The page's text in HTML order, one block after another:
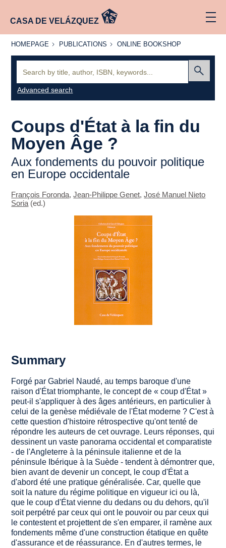
CASA DE VELÁZQUEZ
HOMEPAGE
HOMEPAGE PUBLICATIONS
PUBLICATIONS
ONLINE
ONLINE BOOKSHOP
Advanced search
Coups d'État à la fin du
Moyen Âge ?
Aux fondements du pouvoir politique
en Europe occidentale
François Foronda,Jean-Philippe Genet,José Manuel Nieto
Soria (ed.)
Summary
Forgé par Gabriel Naudé, au temps baroque d'une
raison d'État triomphante, le concept de « coup d'État »
peut-il s'appliquer à des âges antérieurs, en particulier à
celui de la genèse médiévale de l'État moderne ? C'est à
cette question d'histoire rétrospective qu'ont tenté de
répondre les auteurs de cet ouvrage. Leurs réponses, qui
dessinent un vaste panorama occidental et comparatiste
- de l'Angleterre à la péninsule italienne et de la
péninsule Ibérique à la Suède - tendent à démontrer que,
bien avant de devenir un concept, le coup d'État a
d'abord été une pratique généralisée. Car, quelle que
soit la nature du régime politique en vigueur ici ou là,
que le coup d'État vienne du dedans ou du dehors, qu'il
soit perpétré par ceux qui ont le pouvoir ou par ceux qui
le contestent et projettent de s'en emparer, il ramène aux
fondements même d'une construction étatique en quête
d'assurance et de réassurance. En d'autres termes, le